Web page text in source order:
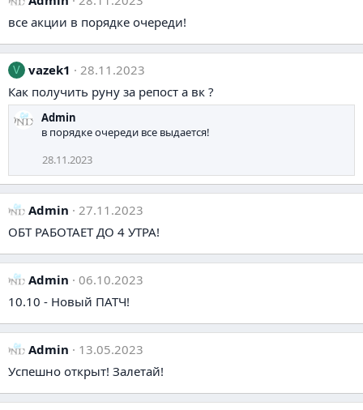
все акции в порядке очереди!
V vazek1
28.11.2023
Как получить руну за репост а вк ?
Admin
в порядке очереди все выдается!
28.11.2023
Admin
27.11.2023
ОБТ РАБОТАЕТ ДО 4 УТРА!
Admin
06.10.2023
10.10 - Новый ПАТЧ!
Admin
13.05.2023
Успешно открыт! Залетай!